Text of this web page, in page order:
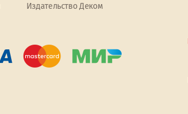
Издательство Деком